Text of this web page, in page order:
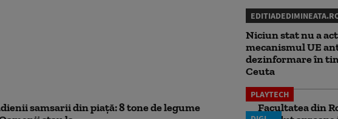
Niciun stat nu a
mecanismul UE
dezinformare în
Ceuta
samsarii din piață: 8 tone de legume
PLAYTECH
Facultatea din